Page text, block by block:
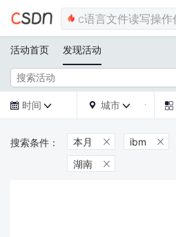
活动首页 发现活动
 时间   城市  
本月  ibm 
湖南 